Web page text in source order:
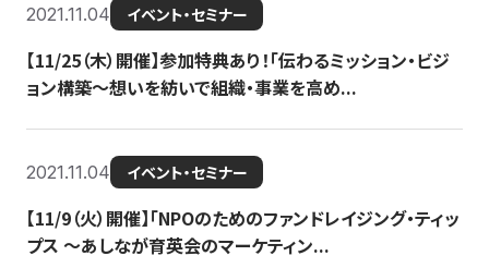
2021.11.04 イベント・セミナー
【11/25（木）開催】参加特典あり！「伝わるミッション・ビジ
ョン構築〜想いを紡いで組織・事業を高め...
2021.11.04 イベント・セミナー
【11/9（火）開催】「NPOのためのファンドレイジング・ティッ
プス 〜あしなが育英会のマーケティン...